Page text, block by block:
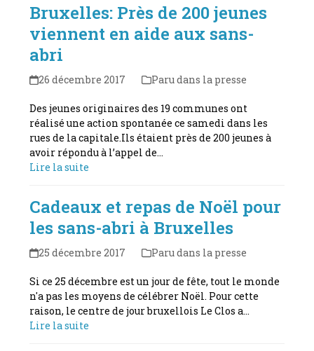
Bruxelles: Près de 200 jeunes
viennent en aide aux sans-
abri
26 décembre 2017 Paru dans la presse
Des jeunes originaires des 19 communes ont
réalisé une action spontanée ce samedi dans les
rues de la capitale.Ils étaient près de 200 jeunes à
avoir répondu à l’appel de…
Lire la suite
Cadeaux et repas de Noël pour
les sans-abri à Bruxelles
25 décembre 2017 Paru dans la presse
Si ce 25 décembre est un jour de fête, tout le monde
n'a pas les moyens de célébrer Noël. Pour cette
raison, le centre de jour bruxellois Le Clos a…
Lire la suite